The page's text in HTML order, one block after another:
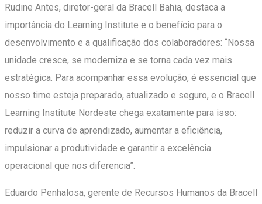
Rudine Antes, diretor-geral da Bracell Bahia, destaca a
importância do Learning Institute e o benefício para o
desenvolvimento e a qualificação dos colaboradores: “Nossa
unidade cresce, se moderniza e se torna cada vez mais
estratégica. Para acompanhar essa evolução, é essencial que
nosso time esteja preparado, atualizado e seguro, e o Bracell
Learning Institute Nordeste chega exatamente para isso:
reduzir a curva de aprendizado, aumentar a eficiência,
impulsionar a produtividade e garantir a excelência
operacional que nos diferencia”.
Eduardo Penhalosa, gerente de Recursos Humanos da Bracell